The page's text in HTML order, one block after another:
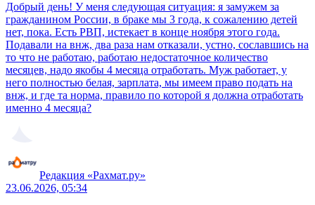
Добрый день! У меня следующая ситуация: я замужем за
гражданином России, в браке мы 3 года, к сожалению детей
нет, пока. Есть РВП, истекает в конце ноября этого года.
Подавали на внж, два раза нам отказали, устно, сославшись на
то что не работаю, работаю недостаточное количество
месяцев, надо якобы 4 месяца отработать. Муж работает, у
него полностью белая, зарплата, мы имеем право подать на
внж, и где та норма, правило по которой я должна отработать
именно 4 месяца?
Редакция «Рахмат.ру»
23.06.2026, 05:34